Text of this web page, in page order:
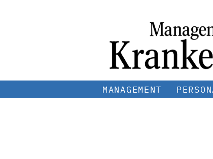
MANAGEMENT